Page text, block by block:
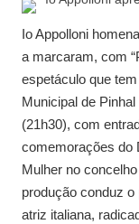
Io Appolloni
a marcaram, com
espetáculo que
Municipal de
(21h30), com
comemorações do
Mulher no
produção conduz
atriz italiana,